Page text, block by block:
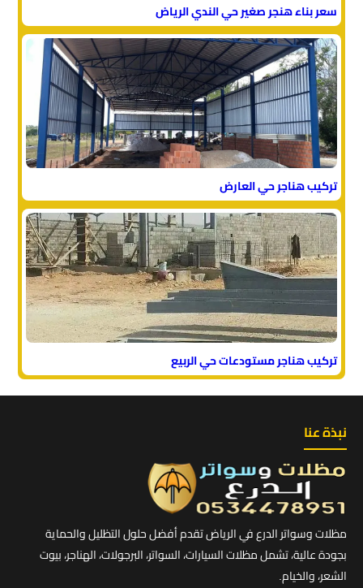
سعر بناء هنجر صغير حي الندي الرياض
تركيب هناجر حي العارض
تركيب هناجر مستودعات حي الربيع
نبذة عنا
مظلات وسواتر الدرع في الرياض تقدم أفضل حلول التظليل والحماية
بجودة عالية، تشمل مظلات السيارات، السواتر، البرجولات، الهناجر، بيوت
الشعر، والخيام.